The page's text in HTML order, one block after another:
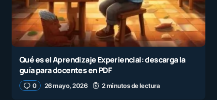
Qué es el Aprendizaje Experiencial: descarga la
guía para docentes en PDF
0 26 mayo, 2026 2 minutos de lectura